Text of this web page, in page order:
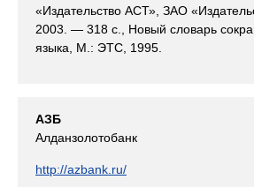
«Издательство АСТ», ЗАО
2003. — 318 с., Новый словарь
языка, М.: ЭТС, 1995.
АЗБ
Алданзолотобанк
http://azbank.ru/